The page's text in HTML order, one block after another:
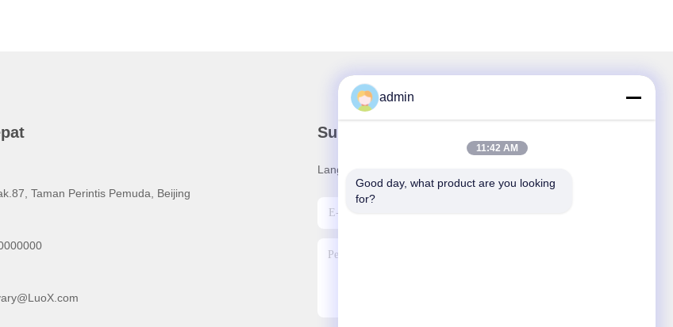
Taman Perintis Pemuda, Beijing
Surat Kabar Kami
Langganan buletin kami untuk diskon dan banyak lagi.
admin
11:42 AM
Good day, what product are you looking
for?